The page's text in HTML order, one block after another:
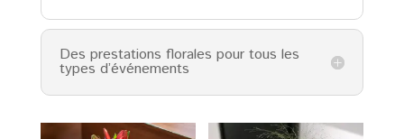
Des prestations florales pour tous les
types d’événements